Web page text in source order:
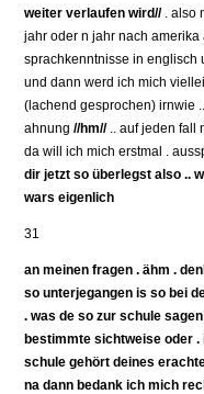
weiter verlaufen wird//. also
jahr oder n jahr nach
sprachkenntnisse in englisch
und dann werd ich mich
(lachend gesprochen) irnwie
ahnung//hm//.. auf jeden fall
da will ich mich erstmal .
dir jetzt so überlegst also ..
wars eigenlich
31
an meinen fragen . ähm .
so unterjegangen is so bei
. was de so zur schule
bestimmte sichtweise oder
schule gehört deines
na dann bedank ich mich